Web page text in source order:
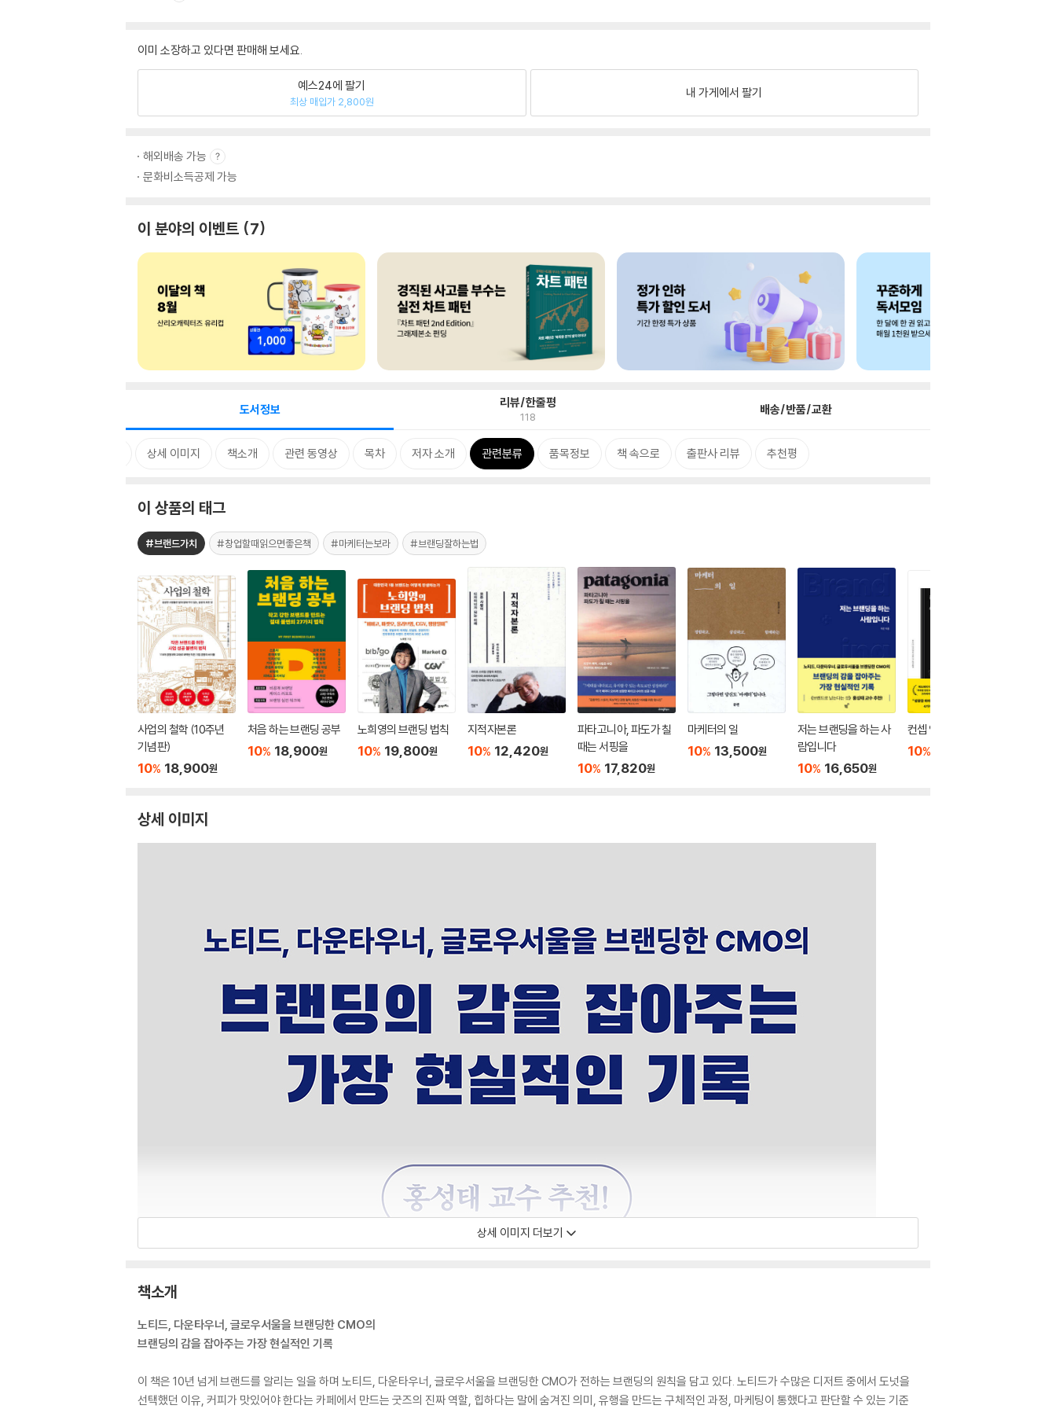
이미 소장하고 있다면 판매해 보세요.
예스24에 팔기
최상 매입가 2,800원
내 가게에서 팔기
해외배송 가능
문화비소득공제 가능
이 분야의 이벤트 7
도서정보 리뷰/한줄평
118 배송/반품/교환
상세 이미지 책소개 관련 동영상 목차 저자 소개 관련분류 품목정보 책 속으로 출판사 리뷰 추천평
이 상품의 태그
#브랜드가치 #창업할때읽으면좋은책 #마케터는보라 #브랜딩잘하는법
사업의 철학 (10주년
기념판)
10% 18,900원
처음 하는 브랜딩 공부
10% 18,900원
노희영의 브랜딩 법칙
10% 19,800원
지적자본론
10% 12,420원
파타고니아, 파도가 칠
때는 서핑을
10% 17,820원
마케터의 일
10% 13,500원
저는 브랜딩을 하는 사
람입니다
10% 16,650원
컨셉 언어 수업
10%
상세 이미지
상세 이미지 더보기
책소개
노티드, 다운타우너, 글로우서울을 브랜딩한 CMO의
브랜딩의 감을 잡아주는 가장 현실적인 기록
이 책은 10년 넘게 브랜드를 알리는 일을 하며 노티드, 다운타우너, 글로우서울을 브랜딩한 CMO가 전하는 브랜딩의 원칙을 담고 있다. 노티드가 수많은 디저트 중에서 도넛을
선택했던 이유, 커피가 맛있어야 한다는 카페에서 만드는 굿즈의 진짜 역할, 힙하다는 말에 숨겨진 의미, 유행을 만드는 구체적인 과정, 마케팅이 통했다고 판단할 수 있는 기준